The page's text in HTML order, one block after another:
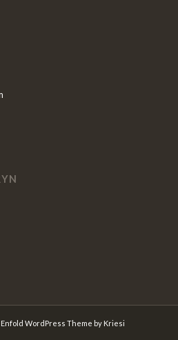
Enfold WordPress Theme by Kriesi